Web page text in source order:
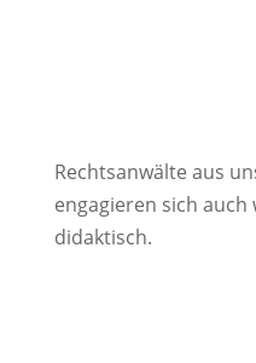
Rechtsanwälte aus
engagieren sich
didaktisch.